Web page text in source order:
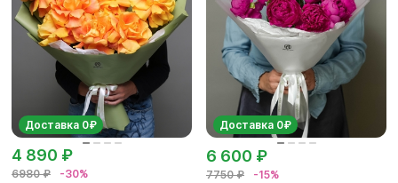
Доставка 0₽
6980 ₽ -30%
4 890 ₽
Доставка 0₽
7750 ₽ -15%
6 600 ₽